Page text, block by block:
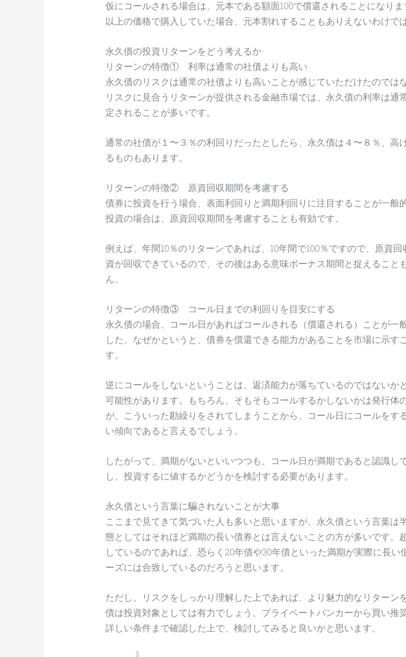
仮にコールされる場合は、元本である額面100で償還されることになり
以上の価格で購入していた場合、元本割れすることもありえないわけで
永久債の投資リターンをどう考えるか
リターンの特徴① 利率は通常の社債よりも高い
永久債のリスクは通常の社債よりも高いことが感じていただけたのでは
リスクに見合うリターンが提供される金融市場では、永久債の利率は通
定されることが多いです。
通常の社債が１〜３％の利回りだったとしたら、永久債は４〜８％、高
るものもあります。
リターンの特徴② 原資回収期間を考慮する
債券に投資を行う場合、表面利回りと満期利回りに注目することが一般
投資の場合は、原資回収期間を考慮することも有効です。
例えば、年間10％のリターンであれば、10年間で100％ですので、原資
資が回収できているので、その後はある意味ボーナス期間と捉えること
ん。
リターンの特徴③ コール日までの利回りを目安にする
永久債の場合、コール日があればコールされる（償還される）ことが一
した。なぜかというと、債券を償還できる能力があることを市場に示す
す。
逆にコールをしないということは、返済能力が落ちているのではないか
可能性があります。もちろん、そもそもコールするかしないかは発行体
が、こういった勘繰りをされてしまうことから、コール日にコールをす
い傾向であると言えるでしょう。
したがって、満期がないといいつつも、コール日が満期であると認識し
し、投資するに値するかどうかを検討する必要があります。
永久債という言葉に騙されないことが大事
ここまで見てきて気づいた人も多いと思いますが、永久債という言葉は
態としてはそれほど満期の長い債券とは言えないことの方が多いです。
しているのであれば、恐らく20年債や30年債といった満期が実際に長い
ーズには合致しているのだろうと思います。
ただし、リスクをしっかり理解した上であれば、より魅力的なリターン
債は投資対象としては有力でしょう。プライベートバンカーから買い推
詳しい条件まで確認した上で、検討してみると良いかと思います。